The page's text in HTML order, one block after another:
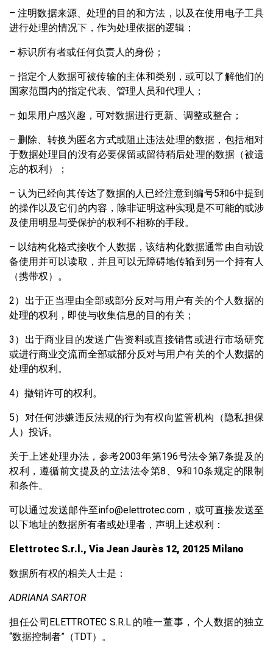
– 注明数据来源、处理的目的和方法，以及在使用电子工具
进行处理的情况下，作为处理依据的逻辑；
– 标识所有者或任何负责人的身份；
– 指定个人数据可被传输的主体和类别，或可以了解他们的
国家范围内的指定代表、管理人员和代理人；
– 如果用户感兴趣，可对数据进行更新、调整或整合；
– 删除、转换为匿名方式或阻止违法处理的数据，包括相对
于数据处理目的没有必要保留或留待稍后处理的数据（被遗
忘的权利）；
– 认为已经向其传达了数据的人已经注意到编号5和6中提到
的操作以及它们的内容，除非证明这种实现是不可能的或涉
及使用明显与受保护的权利不相称的手段。
– 以结构化格式接收个人数据，该结构化数据通常由自动设
备使用并可以读取，并且可以无障碍地传输到另一个持有人
（携带权）。
2）出于正当理由全部或部分反对与用户有关的个人数据的
处理的权利，即使与收集信息的目的有关；
3）出于商业目的发送广告资料或直接销售或进行市场研究
或进行商业交流而全部或部分反对与用户有关的个人数据的
处理的权利。
4）撤销许可的权利。
5）对任何涉嫌违反法规的行为有权向监管机构（隐私担保
人）投诉。
关于上述处理办法，参考2003年第196号法令第7条提及的
权利，遵循前文提及的立法法令第8、9和10条规定的限制
和条件。
可以通过发送邮件至info@elettrotec.com，或可直接发送至
以下地址的数据所有者或处理者，声明上述权利：
Elettrotec S.r.l., Via Jean Jaurès 12, 20125 Milano
数据所有权的相关人士是：
ADRIANA SARTOR
担任公司ELETTROTEC S.R.L.的唯一董事，个人数据的独立
“数据控制者”（TDT）。